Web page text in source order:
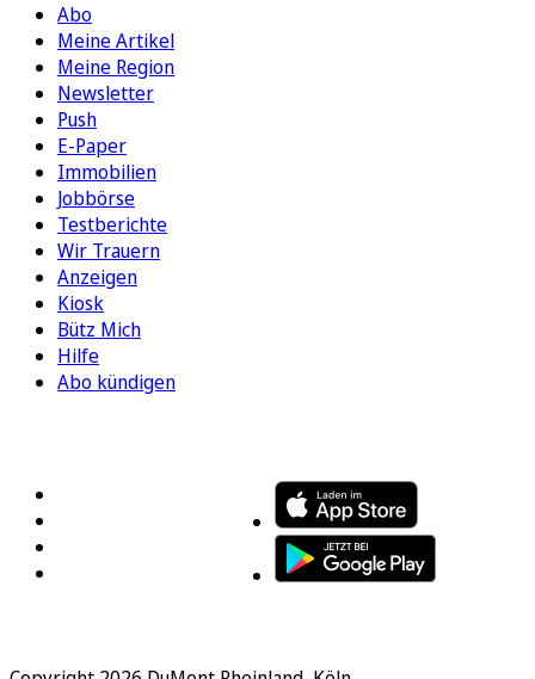
Abo
Meine Artikel
Meine Region
Newsletter
Push
E-Paper
Immobilien
Jobbörse
Testberichte
Wir Trauern
Anzeigen
Kiosk
Bütz Mich
Hilfe
Abo kündigen